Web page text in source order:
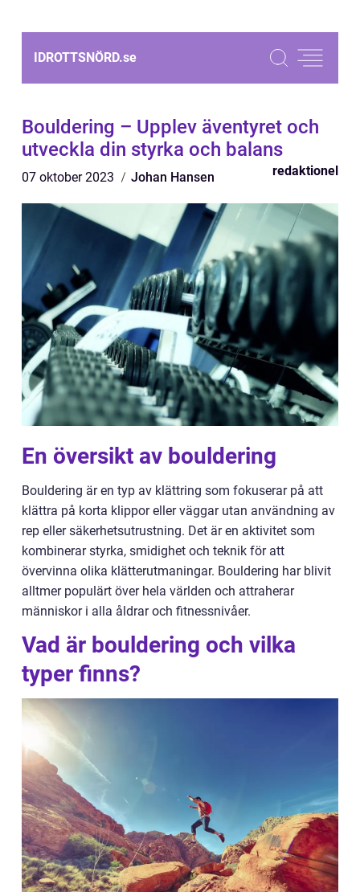
IDROTTSNÖRD.se
Bouldering – Upplev äventyret och
utveckla din styrka och balans
07 oktober 2023 Johan Hansen redaktionel
En översikt av bouldering
Bouldering är en typ av klättring som fokuserar på att
klättra på korta klippor eller väggar utan användning av
rep eller säkerhetsutrustning. Det är en aktivitet som
kombinerar styrka, smidighet och teknik för att
övervinna olika klätterutmaningar. Bouldering har blivit
alltmer populärt över hela världen och attraherar
människor i alla åldrar och fitnessnivåer.
Vad är bouldering och vilka
typer finns?